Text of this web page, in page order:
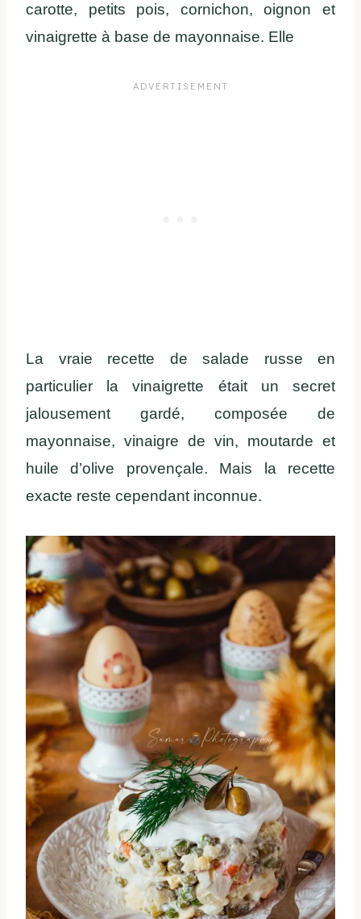
carotte, petits pois, cornichon, oignon et
vinaigrette à base de mayonnaise. Elle
La vraie recette de salade russe en
particulier la vinaigrette était un secret
jalousement gardé, composée de
mayonnaise, vinaigre de vin, moutarde et
huile d’olive provençale. Mais la recette
exacte reste cependant inconnue.